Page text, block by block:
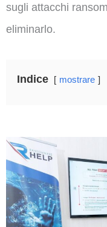
sugli attacchi
eliminarlo.
Indice mostrare